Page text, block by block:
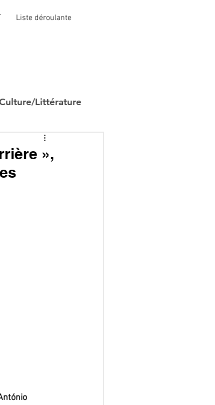
Liste déroulante
Littérature
»,